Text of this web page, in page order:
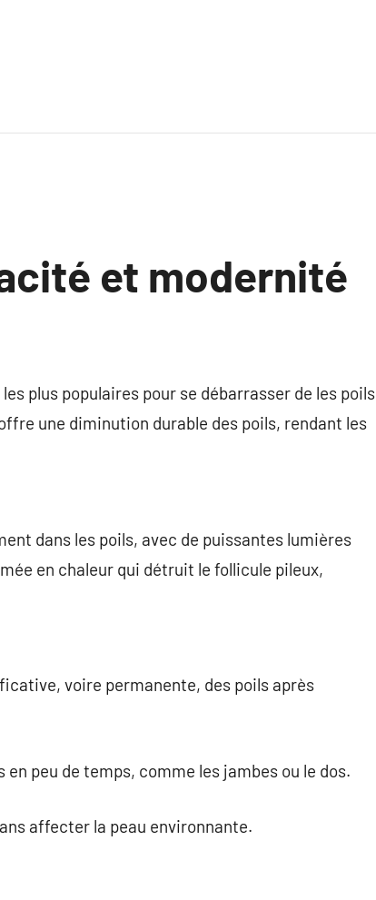
et modernité
plus populaires pour se débarrasser de les poils
une diminution durable des poils, rendant les
dans les poils, avec de puissantes lumières
en chaleur qui détruit le follicule pileux,
voire permanente, des poils après
peu de temps, comme les jambes ou le dos.
affecter la peau environnante.